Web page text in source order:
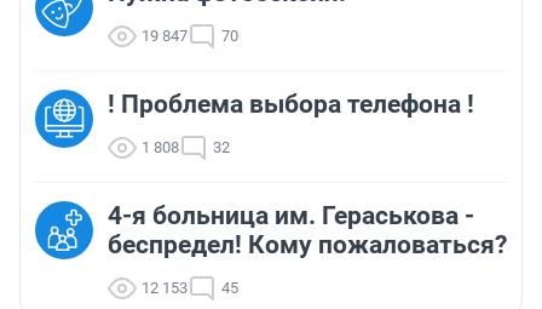
19 847 70
! Проблема выбора телефона !
1 808 32
4-я больница им. Гераськова -
беспредел! Кому пожаловаться?
12 153 45